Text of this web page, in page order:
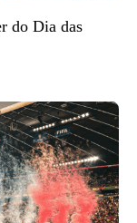
do Dia das